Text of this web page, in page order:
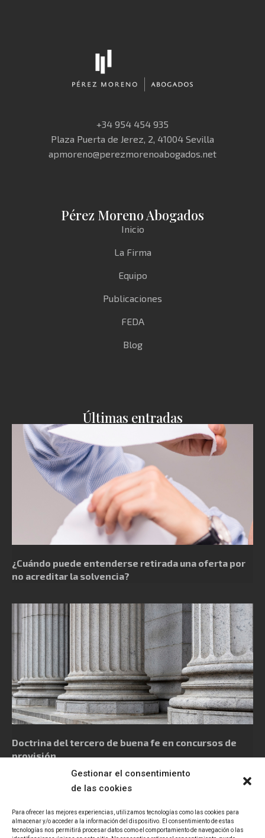
Gestionar el consentimiento
de las cookies
Para ofrecer las mejores experiencias, utilizamos tecnologías como las cookies para
almacenar y/o acceder a la información del dispositivo. El consentimiento de estas
tecnologías nos permitirá procesar datos como el comportamiento de navegación o las
+34 954 454 935
Plaza Puerta de Jerez, 2, 41004 Sevilla
apmoreno@perezmorenoabogados.net
Pérez Moreno Abogados
Inicio
La Firma
Equipo
Publicaciones
FEDA
Blog
Últimas entradas
¿Cuándo puede entenderse retirada una oferta por
no acreditar la solvencia?
Doctrina del tercero de buena fe en concursos de
provisión